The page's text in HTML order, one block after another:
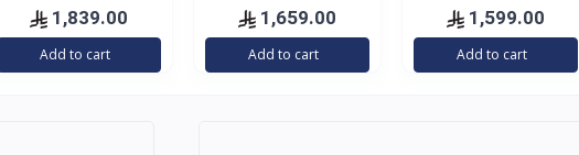
4k جنرال دان
GDT6522U
1,599.00
Add to cart
4k جنرال دان
GDT6522U
1,659.00
Add to cart
بوصه ال اي دي, سمارت,
4 كيه ألترا اتش دي ,
اندرويد, اسود ,
1,839.00
Add to cart